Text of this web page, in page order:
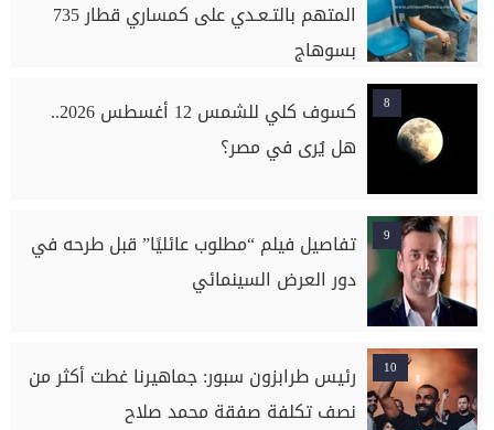
المتهم بالتـعـدي على كمساري قطار 735
بسوهاج
8
كسوف كلي للشمس 12 أغسطس 2026..
هل يُرى في مصر؟
9
تفاصيل فيلم “مطلوب عائليًا” قبل طرحه في
دور العرض السينمائي
10
رئيس طرابزون سبور: جماهيرنا غطت أكثر من
نصف تكلفة صفقة محمد صلاح